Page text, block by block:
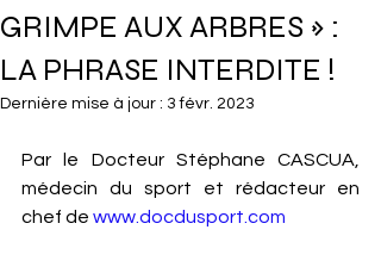
GRIMPE AUX ARBRES » :
LA PHRASE INTERDITE !
Dernière mise à jour : 3 févr. 2023
Par le Docteur Stéphane CASCUA,
médecin du sport et rédacteur en
chef de www.docdusport.com